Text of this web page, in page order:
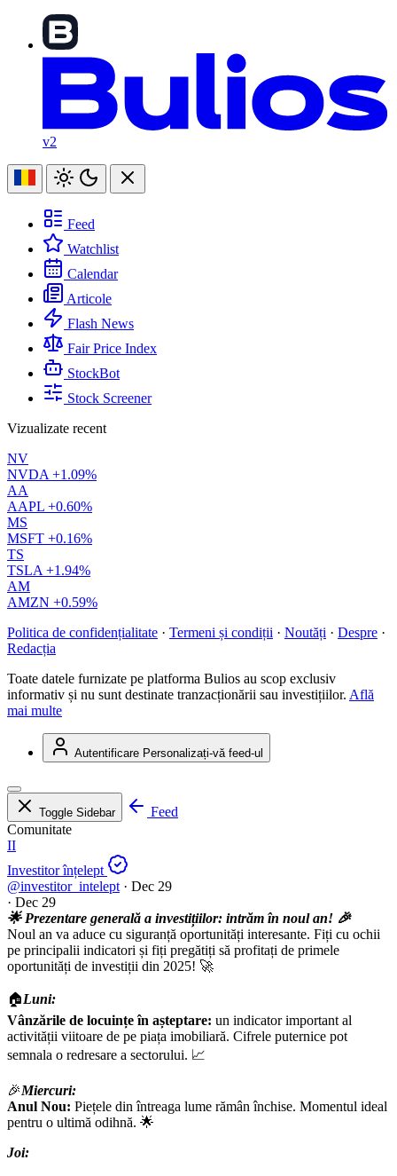
v2
Feed
Watchlist
Calendar
Articole
Flash News
Fair Price Index
StockBot
Stock Screener
Vizualizate recent
NV
NVDA +1.09%
AA
AAPL +0.60%
MS
MSFT +0.16%
TS
TSLA +1.94%
AM
AMZN +0.59%
Politica de confidențialitate · Termeni și condiții · Noutăți · Despre ·
Redacția
Toate datele furnizate pe platforma Bulios au scop exclusiv
informativ și nu sunt destinate tranzacționării sau investițiilor. Află
mai multe
Autentificare Personalizați-vă feed-ul
Toggle Sidebar
Feed
Comunitate
II
Investitor înțelept
@investitor_intelept · Dec 29
· Dec 29
🌟 Prezentare generală a investițiilor: intrăm în noul an! 🎉
Noul an va aduce cu siguranță oportunități interesante. Fiți cu ochii
pe principalii indicatori și fiți pregătiți să profitați de primele
oportunități de investiții din 2025! 🚀
🏠Luni:
Vânzările de locuințe în așteptare: un indicator important al
activității viitoare de pe piața imobiliară. Cifrele puternice pot
semnala o redresare a sectorului. 📈
🎉Miercuri:
Anul Nou: Piețele din întreaga lume rămân închise. Momentul ideal
pentru o ultimă odihnă. 🌟
Joi: